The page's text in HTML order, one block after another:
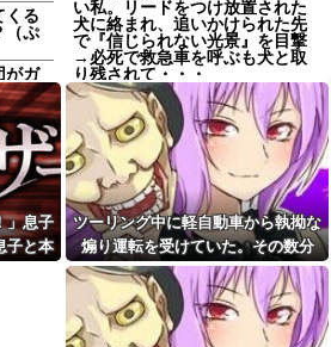
くる
（ぷ
がガ
自分
しい
し
るよ...
んだ
鮮血
った
登校
家事
屋
位
い私。リードをつけ放置された
犬に絡まれ、追いかけられた先
で『信じられない光景』を目撃
→必死で救急車を呼ぶも犬と取
り残されて・・・
やる夫のダンジョン運営記
186-雑談所ネタ120 宮藤汁と
は！？+埋めネタ「宮藤家の一
日」
やる夫のダンジョン運営記
186-雑談所ネタ120 宮藤汁と
は！？+埋めネタ「宮藤家の一
日」
仕事終わりのコンビニでレジ
順番待ち中に老害ジジイが堂々
の横入り！「次の方どうぞ」の
案内を自分への合図と勘違いし
て割り込む身勝手な俺様思考に
イライラ・・・
」息子
子と本
ツーリング中に軽自動車から執拗な
煽り運転を受けていた。その数分
後、思わぬ結末を目撃することにな
り…